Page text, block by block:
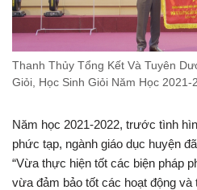
Thanh Thủy Tổng Kết Và Tuyên
Giỏi, Học Sinh Giỏi Năm Học 2021-
Năm học 2021-2022, trước tình
phức tạp, ngành giáo dục huyện
“Vừa thực hiện tốt các biện pháp
vừa đảm bảo tốt các hoạt động